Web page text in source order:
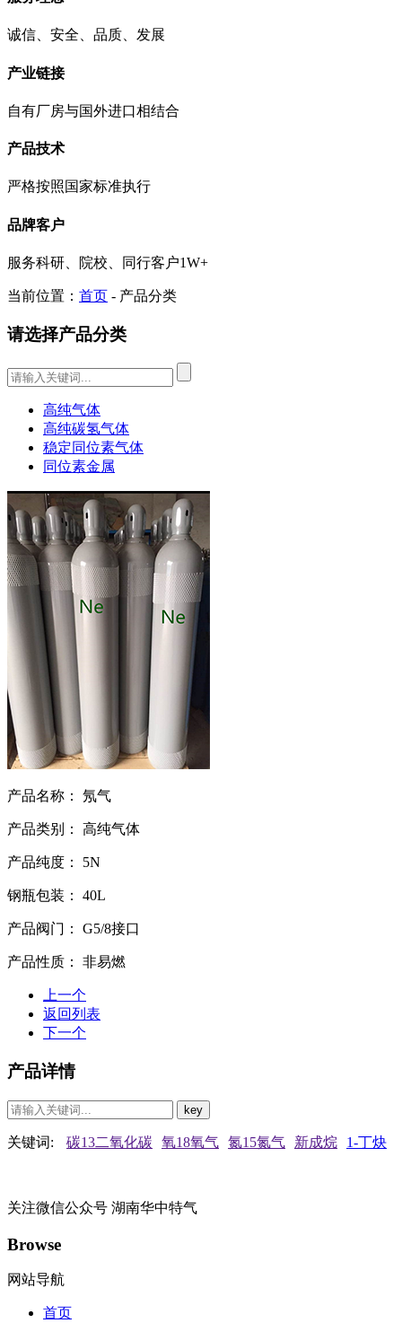
诚信、安全、品质、发展
产业链接
自有厂房与国外进口相结合
产品技术
严格按照国家标准执行
品牌客户
服务科研、院校、同行客户1W+
当前位置： 首页 - 产品分类
请选择产品分类
高纯气体
高纯碳氢气体
稳定同位素气体
同位素金属
产品名称： 氖气
产品类别： 高纯气体
产品纯度： 5N
钢瓶包装： 40L
产品阀门： G5/8接口
产品性质： 非易燃
上一个
返回列表
下一个
产品详情
关键词: 碳13二氧化碳 氧18氧气 氮15氮气 新成烷 1-丁炔
关注微信公众号 湖南华中特气
Browse
网站导航
首页